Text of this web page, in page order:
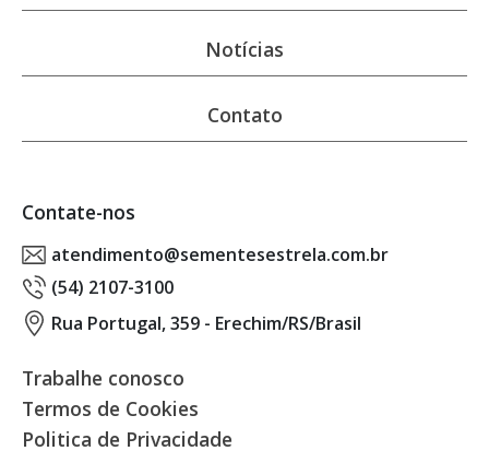
Notícias
Contato
Contate-nos
atendimento@sementesestrela.com.br
(54) 2107-3100
Rua Portugal, 359 - Erechim/RS/Brasil
Trabalhe conosco
Termos de Cookies
Politica de Privacidade